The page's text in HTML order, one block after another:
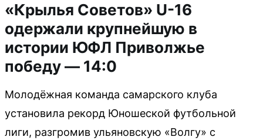
«Крылья Советов» U-16
одержали крупнейшую в
истории ЮФЛ Приволжье
победу — 14:0
Молодёжная команда самарского клуба
установила рекорд Юношеской футбольной
лиги, разгромив ульяновскую «Волгу» с